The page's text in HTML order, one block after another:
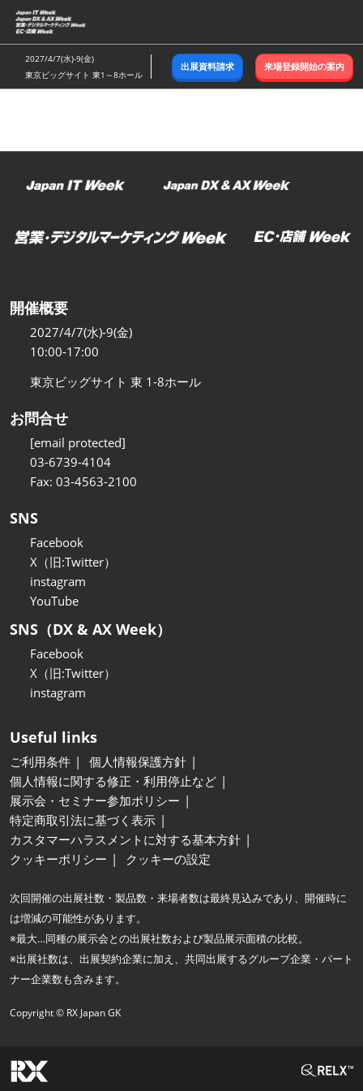
ス
キ
ッ
し
む
2027/4/7(水)-9(金)
東京ビッグサイト 東1～8ホール
出展資料請求 来場登録開始の案内
開催概要
2027/4/7(水)-9(金)
10:00-17:00
東京ビッグサイト 東 1-8ホール
お問合せ
[email protected]
03-6739-4104
Fax: 03-4563-2100
SNS
Facebook
X（旧:Twitter）
instagram
YouTube
SNS（DX & AX Week）
Facebook
X（旧:Twitter）
instagram
Useful links
ご利用条件
個人情報保護方針
個人情報に関する修正・利用停止など
展示会・セミナー参加ポリシー
特定商取引法に基づく表示
カスタマーハラスメントに対する基本方針
クッキーポリシー
クッキーの設定
次回開催の出展社数・製品数・来場者数は最終見込みであり、開催時に
は増減の可能性があります。
※最大…同種の展示会との出展社数および製品展示面積の比較。
※出展社数は、出展契約企業に加え、共同出展するグループ企業・パート
ナー企業数も含みます。
Copyright © RX Japan GK